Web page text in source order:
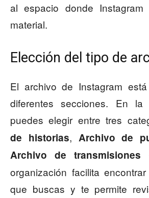
al espacio donde Instagram
material.
Elección del tipo de
El archivo de Instagram
diferentes secciones. En la
puedes elegir entre tres
de historias, Archivo de
Archivo de
organización facilita
que buscas y te permite